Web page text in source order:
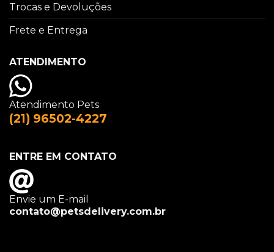
Trocas e Devoluções
Frete e Entrega
ATENDIMENTO
Atendimento Pets
(21) 96502-4227
ENTRE EM CONTATO
Envie um E-mail
contato@petsdelivery.com.br